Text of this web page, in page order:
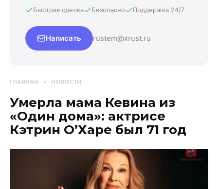
Быстрая сделка Безопасно Поддержка 24/7
Написать rustem@xrust.ru
ГЛАВНАЯ » НОВОСТИ
Умерла мама Кевина из
«Один дома»: актрисе
Кэтрин О’Харе был 71 год